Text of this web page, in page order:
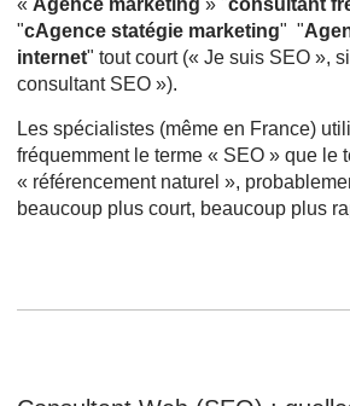
"cAgence statégie marketing" "
internet" tout court (« Je suis SEO »,
consultant SEO »).
Les spécialistes (même en France)
fréquemment le terme « SEO » que le
« référencement naturel »,
beaucoup plus court, beaucoup plus